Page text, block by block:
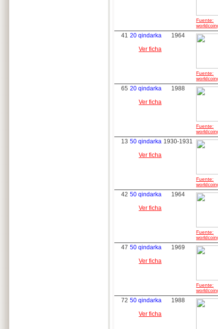
Fuente:
41 20 qindarka
Ver ficha
1964
Fuente:
65 20 qindarka
Ver ficha
1988
Fuente:
13 50 qindarka
Ver ficha
1930-1931
Fuente:
42 50 qindarka
Ver ficha
1964
Fuente:
47 50 qindarka
Ver ficha
1969
Fuente:
72 50 qindarka
Ver ficha
1988